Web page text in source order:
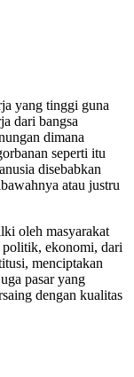
yang tinggi guna
dari bangsa
dimana
seperti itu
disebabkan
atau justru
oleh masyarakat
politik, ekonomi, dari
menciptakan
pasar yang
dengan kualitas